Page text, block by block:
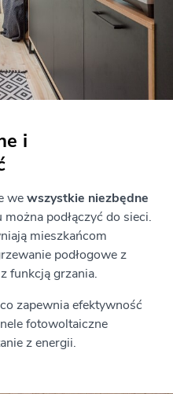
i
wewszystkie niezbędne
podłączyć do sieci.
mieszkańcom
podłogowe z
funkcją grzania.
zapewnia efektywność
fotowoltaiczne
z energii.